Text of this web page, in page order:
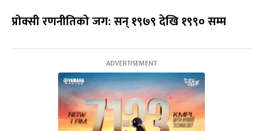
प्रोक्सी रणनीतिको जग: सन् १९७९ देखि १९९० सम्म